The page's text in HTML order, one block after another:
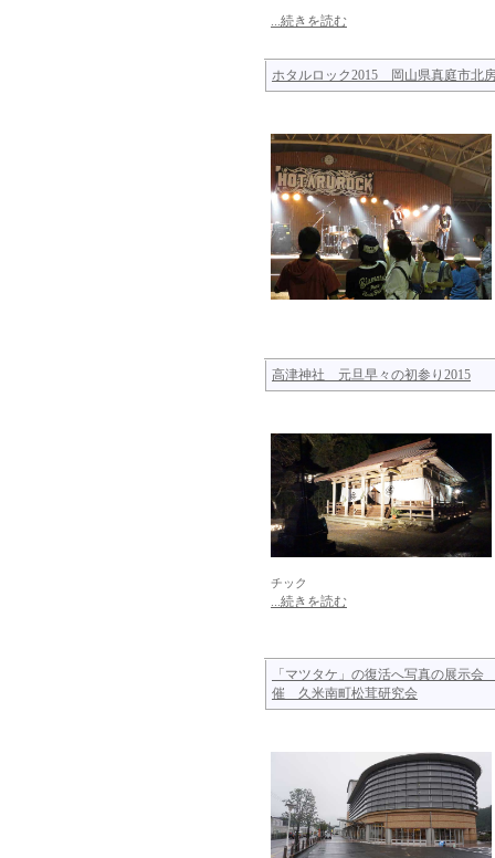
...続きを読む
ホタルロック2015 岡山県真庭市北
高津神社 元旦早々の初参り2015
チック
...続きを読む
「マツタケ」の復活へ写真の展示
催 久米南町松茸研究会